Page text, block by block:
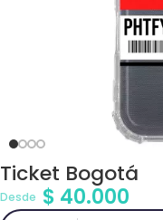
Ticket Bogotá
Desde $ 40.000